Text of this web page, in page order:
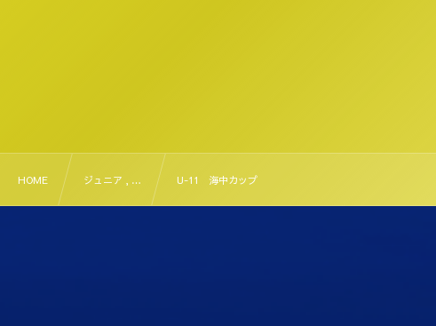
HOME ジュニア , … U-11 海中カップ